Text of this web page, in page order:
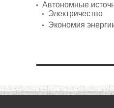
Автономные
Электричество
Экономия